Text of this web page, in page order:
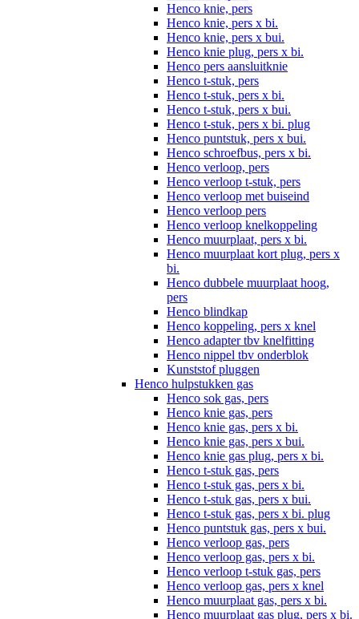
Henco knie, pers
Henco knie, pers x bi.
Henco knie, pers x bui.
Henco knie plug, pers x bi.
Henco pers aansluitknie
Henco t-stuk, pers
Henco t-stuk, pers x bi.
Henco t-stuk, pers x bui.
Henco t-stuk, pers x bi. plug
Henco puntstuk, pers x bui.
Henco schroefbus, pers x bi.
Henco verloop, pers
Henco verloop t-stuk, pers
Henco verloop met buiseind
Henco verloop pers
Henco verloop knelkoppeling
Henco muurplaat, pers x bi.
Henco muurplaat kort plug, pers x
bi.
Henco dubbele muurplaat hoog,
pers
Henco blindkap
Henco koppeling, pers x knel
Henco adapter tbv knelfitting
Henco nippel tbv onderblok
Kunststof pluggen
Henco hulpstukken gas
Henco sok gas, pers
Henco knie gas, pers
Henco knie gas, pers x bi.
Henco knie gas, pers x bui.
Henco knie gas plug, pers x bi.
Henco t-stuk gas, pers
Henco t-stuk gas, pers x bi.
Henco t-stuk gas, pers x bui.
Henco t-stuk gas, pers x bi. plug
Henco puntstuk gas, pers x bui.
Henco verloop gas, pers
Henco verloop gas, pers x bi.
Henco verloop t-stuk gas, pers
Henco verloop gas, pers x knel
Henco muurplaat gas, pers x bi.
Henco muurplaat gas plug, pers x bi.